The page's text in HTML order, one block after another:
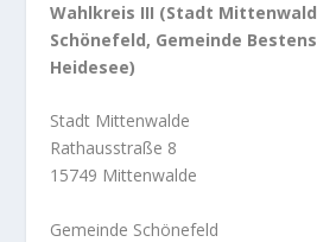
Wahlkreis III (Stadt
Schönefeld, Gemeinde
Heidesee)
Stadt Mittenwalde
Rathausstraße 8
15749 Mittenwalde
Gemeinde Schönefeld